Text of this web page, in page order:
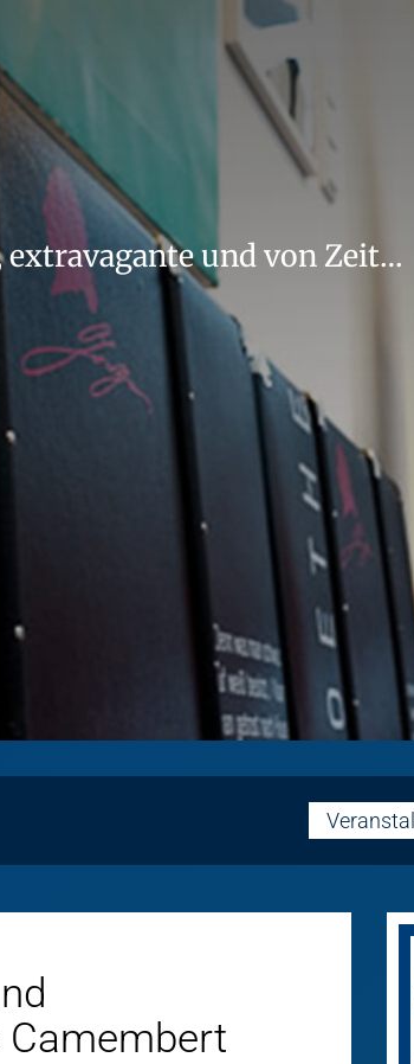
extravagante und von Zeit…
Camembert